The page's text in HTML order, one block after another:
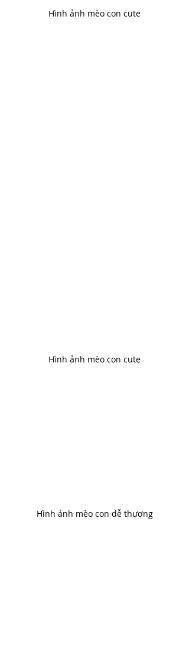
Hình ảnh mèo con cute
Hình ảnh mèo con cute
Hình ảnh mèo con dễ thương